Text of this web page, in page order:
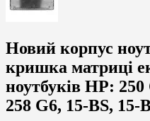
Новий корпус
кришка матриці
ноутбуків HP: 250
258 G6, 15-BS, 15-